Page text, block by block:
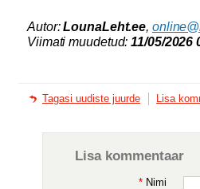
Autor:LounaLeht.ee,
Viimati muudetud:11/05/2026
Tagasi uudiste juurde Lisa
Lisa kommentaar
* Nimi